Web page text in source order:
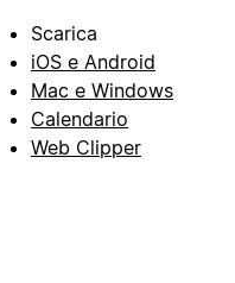
Scarica
iOS e Android
Mac e Windows
Calendario
Web Clipper